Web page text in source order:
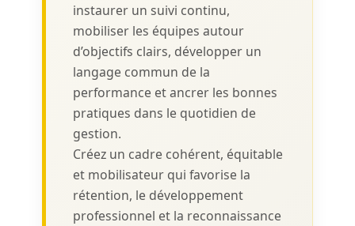
instaurer un suivi continu,
mobiliser les équipes autour
d’objectifs clairs, développer un
langage commun de la
performance et ancrer les bonnes
pratiques dans le quotidien de
gestion.
Créez un cadre cohérent, équitable
et mobilisateur qui favorise la
rétention, le développement
professionnel et la reconnaissance